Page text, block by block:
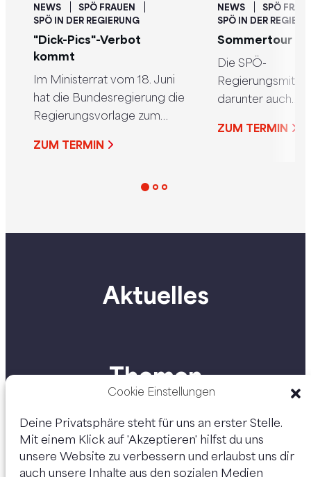
Cookie Einstellungen
Deine Privatsphäre steht für uns an erster Stelle.
Mit einem Klick auf 'Akzeptieren' hilfst du uns
unsere Website zu verbessern und erlaubst uns dir
auch unsere Inhalte aus den sozialen Medien
NEWS
SPÖ FRAUEN
SPÖ IN DER REGIERUNG
"Dick-Pics"-Verbot
kommt
Im Ministerrat vom 18. Juni
hat die Bundesregierung die
Regierungsvorlage zum
unaufgeforderten
Penisbildern beschlossen.
ZUM TERMIN
NEWS
SPÖ
SPÖ IN DER
Sommertour
Die SPÖ-
darunter auch
Frauenministerin
ZUM TERMIN
Aktuelles
Themen
Personen